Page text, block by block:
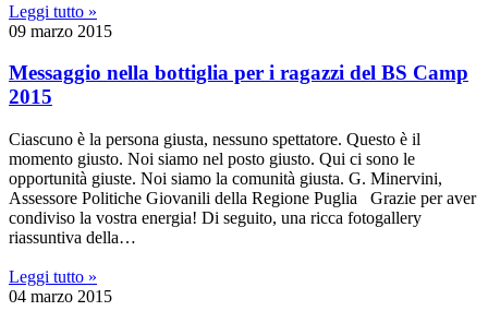
Leggi tutto »
09 marzo 2015
Messaggio nella bottiglia per i ragazzi del BS Camp
2015
Ciascuno è la persona giusta, nessuno spettatore. Questo è il
momento giusto. Noi siamo nel posto giusto. Qui ci sono le
opportunità giuste. Noi siamo la comunità giusta. G. Minervini,
Assessore Politiche Giovanili della Regione Puglia Grazie per aver
condiviso la vostra energia! Di seguito, una ricca fotogallery
riassuntiva della…
Leggi tutto »
04 marzo 2015